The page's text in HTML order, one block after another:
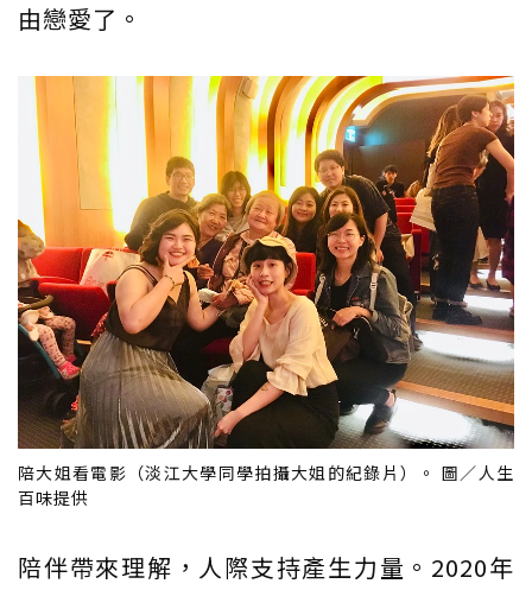
由戀愛了。
陪大姐看電影（淡江大學同學拍攝大姐的紀錄片）。 圖／人生
百味提供
陪伴帶來理解，人際支持產生力量。2020年